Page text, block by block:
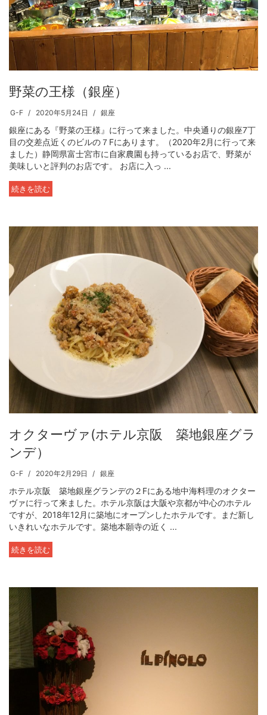
野菜の王様（銀座）
G-F 2020年5月24日 銀座
銀座にある『野菜の王様』に行って来ました。中央通りの銀座7丁
目の交差点近くのビルの７Fにあります。（2020年2月に行って来
ました）静岡県富士宮市に自家農園も持っているお店で、野菜が
美味しいと評判のお店です。 お店に入っ ...
続きを読む
オクターヴァ(ホテル京阪 築地銀座グラ
ンデ）
G-F 2020年2月29日 銀座
ホテル京阪 築地銀座グランデの２Fにある地中海料理のオクター
ヴァに行って来ました。ホテル京阪は大阪や京都が中心のホテル
ですが、2018年12月に築地にオープンしたホテルです。まだ新し
いきれいなホテルです。築地本願寺の近く ...
続きを読む